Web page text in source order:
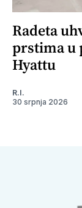
Radeta
prstima u
Hyattu
R.I.
30 srpnja 2026